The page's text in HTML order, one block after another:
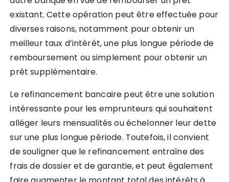
existant. Cette opération peut être effectuée pour
diverses raisons, notamment pour obtenir un
meilleur taux d’intérêt, une plus longue période de
remboursement ou simplement pour obtenir un
prêt supplémentaire.
Le refinancement bancaire peut être une solution
intéressante pour les emprunteurs qui souhaitent
alléger leurs mensualités ou échelonner leur dette
sur une plus longue période. Toutefois, il convient
de souligner que le refinancement entraîne des
frais de dossier et de garantie, et peut également